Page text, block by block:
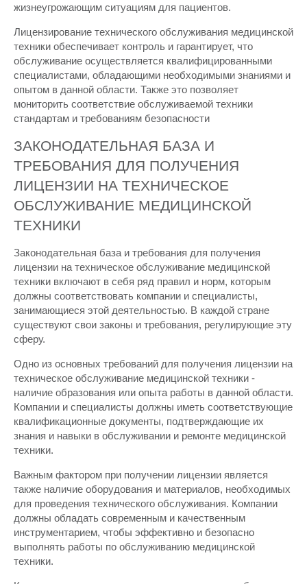
жизнеугрожающим ситуациям для пациентов.
Лицензирование технического обслуживания медицинской
техники обеспечивает контроль и гарантирует, что
обслуживание осуществляется квалифицированными
специалистами, обладающими необходимыми знаниями и
опытом в данной области. Также это позволяет
мониторить соответствие обслуживаемой техники
стандартам и требованиям безопасности
ЗАКОНОДАТЕЛЬНАЯ БАЗА И
ТРЕБОВАНИЯ ДЛЯ ПОЛУЧЕНИЯ
ЛИЦЕНЗИИ НА ТЕХНИЧЕСКОЕ
ОБСЛУЖИВАНИЕ МЕДИЦИНСКОЙ
ТЕХНИКИ
Законодательная база и требования для получения
лицензии на техническое обслуживание медицинской
техники включают в себя ряд правил и норм, которым
должны соответствовать компании и специалисты,
занимающиеся этой деятельностью. В каждой стране
существуют свои законы и требования, регулирующие эту
сферу.
Одно из основных требований для получения лицензии на
техническое обслуживание медицинской техники -
наличие образования или опыта работы в данной области.
Компании и специалисты должны иметь соответствующие
квалификационные документы, подтверждающие их
знания и навыки в обслуживании и ремонте медицинской
техники.
Важным фактором при получении лицензии является
также наличие оборудования и материалов, необходимых
для проведения технического обслуживания. Компании
должны обладать современным и качественным
инструментарием, чтобы эффективно и безопасно
выполнять работы по обслуживанию медицинской
техники.